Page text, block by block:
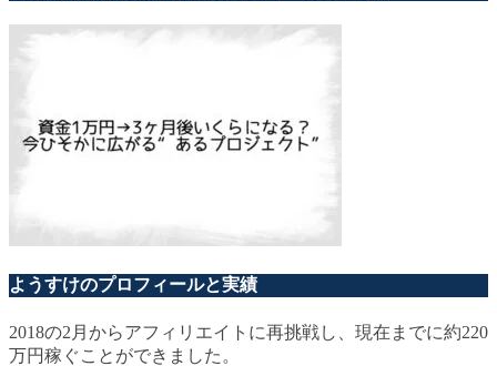
ようすけのプロフィールと実績
2018の2月からアフィリエイトに再挑戦し、現在までに約220
万円稼ぐことができました。